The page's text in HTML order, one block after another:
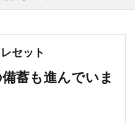
セット
蓄も進んでいま